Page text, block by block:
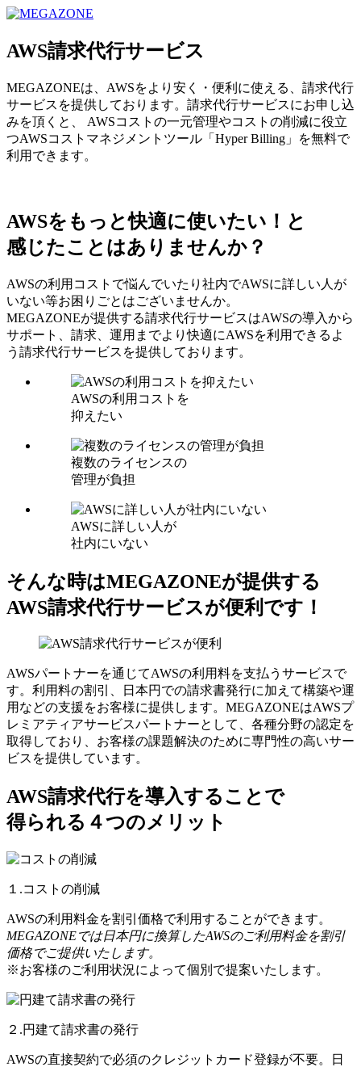
AWS請求代行サービス
MEGAZONEは、AWSをより安く・便利に使える、請求代行
サービスを提供しております。請求代行サービスにお申し込
みを頂くと、 AWSコストの一元管理やコストの削減に役立
つAWSコストマネジメントツール「Hyper Billing」を無料で
利用できます。
AWSをもっと快適に使いたい！と
感じたことはありませんか？
AWSの利用コストで悩んでいたり社内でAWSに詳しい人が
いない等お困りごとはございませんか。
MEGAZONEが提供する請求代行サービスはAWSの導入から
サポート、請求、運用までより快適にAWSを利用できるよ
う請求代行サービスを提供しております。
AWSの利用コストを
抑えたい
複数のライセンスの
管理が負担
AWSに詳しい人が
社内にいない
そんな時はMEGAZONEが提供する
AWS請求代行サービスが便利です！
AWSパートナーを通じてAWSの利用料を支払うサービスで
す。利用料の割引、日本円での請求書発行に加えて構築や運
用などの支援をお客様に提供します。MEGAZONEはAWSプ
レミアティアサービスパートナーとして、各種分野の認定を
取得しており、お客様の課題解決のために専門性の高いサー
ビスを提供しています。
AWS請求代行を導入することで
得られる４つのメリット
１.コストの削減
AWSの利用料金を割引価格で利用することができます。
MEGAZONEでは日本円に換算したAWSのご利用料金を割引
価格でご提供いたします。
※お客様のご利用状況によって個別で提案いたします。
２.円建て請求書の発行
AWSの直接契約で必須のクレジットカード登録が不要。日